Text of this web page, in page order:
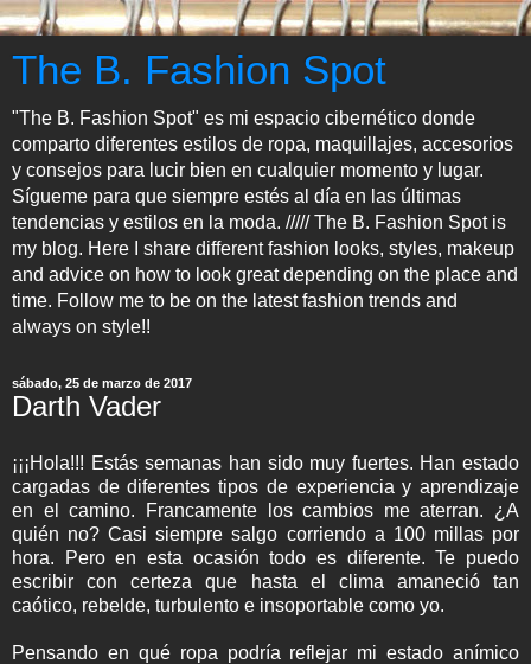
The B. Fashion Spot
"The B. Fashion Spot" es mi espacio cibernético donde
comparto diferentes estilos de ropa, maquillajes, accesorios
y consejos para lucir bien en cualquier momento y lugar.
Sígueme para que siempre estés al día en las últimas
tendencias y estilos en la moda. ///// The B. Fashion Spot is
my blog. Here I share different fashion looks, styles, makeup
and advice on how to look great depending on the place and
time. Follow me to be on the latest fashion trends and
always on style!!
sábado, 25 de marzo de 2017
Darth Vader
¡¡¡Hola!!! Estás semanas han sido muy fuertes. Han estado
cargadas de diferentes tipos de experiencia y aprendizaje
en el camino. Francamente los cambios me aterran. ¿A
quién no? Casi siempre salgo corriendo a 100 millas por
hora. Pero en esta ocasión todo es diferente. Te puedo
escribir con certeza que hasta el clima amaneció tan
caótico, rebelde, turbulento e insoportable como yo.
Pensando en qué ropa podría reflejar mi estado anímico